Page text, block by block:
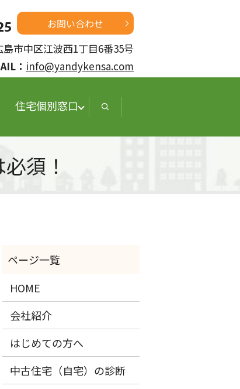
お問い合わせ
市中区江波西1丁目6番35号
： info@yandykensa.com
住宅個別窓口
須！
HOME
会社紹介
はじめての方へ
中古住宅（自宅）の診断